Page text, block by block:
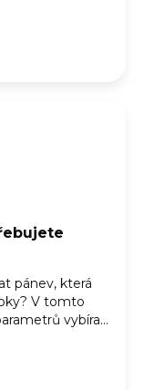
pánev, která
V tomto
vybíra...